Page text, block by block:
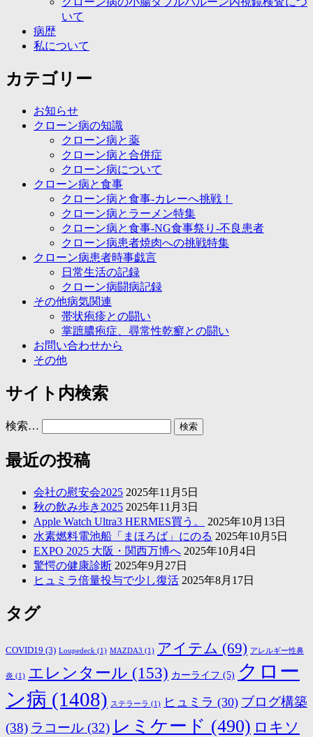
いて
病歴
私について
カテゴリー
お知らせ
クローン病の知識
クローン病と薬
クローン病と合併症
クローン病について
クローン病と食事
クローン病と食事-カレーへ挑戦！
クローン病とラーメン特集
クローン病と食事-NG食事祭り-不良患者
クローン病患者焼肉への挑戦特集
クローン病患者時事戯言
日常生活の記録
クローン病闘病記録
その他病気関連
帯状疱疹との闘い
掌蹠膿疱症、尋常性乾癬との闘い
お問い合わせから
その他
サイト内検索
検索…
最近の投稿
会社の慰安会2025 2025年11月5日
秋の飲み歩き2025 2025年11月3日
Apple Watch Ultra3 HERMES買う。
2025年10月13日
水素燃料電池船「まほろば」にのる 2025年10月5日
EXPO 2025 大阪・関西万博へ 2025年10月4日
驚愕の健康診断 2025年9月27日
ヒュミラ倍量投与で少し復活 2025年8月17日
タグ
COVID19 (3) Loupedeck (1) MAZDA3 (1) アイテム (69) アレルギー性鼻
炎 (1) エレンタール (153) カーライフ (5) クロー
ン病 (1408) ステラーラ (1) ヒュミラ (30) ブログ構築
(38) ラコール (32) レミケード (490) ロキソ